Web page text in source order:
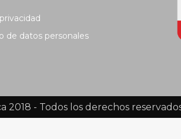
de datos personales
2018 - Todos los derechos